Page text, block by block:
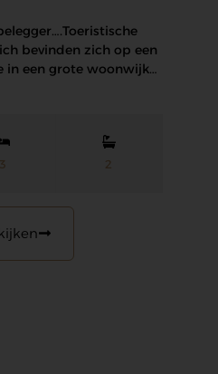
Toeristische
bevinden zich op een
in een grote woonwijk
3 2